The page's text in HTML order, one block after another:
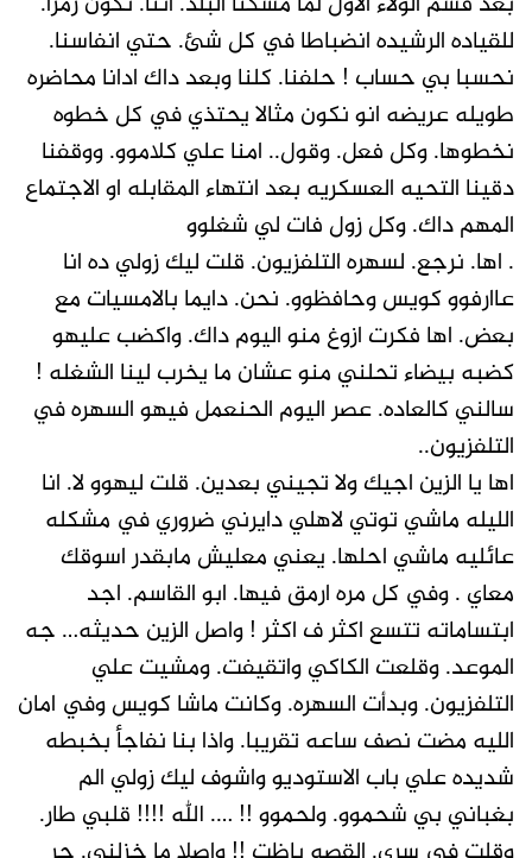
للقياده الرشيده انضباطا في كل شئ. حتي انفاسنا.
نحسبا بي حساب ! حلفنا. كلنا وبعد داك ادانا محاضره
طويله عريضه انو نكون مثالا يحتذي في كل خطوه
نخطوها. وكل فعل. وقول.. امنا علي كلاموو. ووقفنا
دقينا التحيه العسكريه بعد انتهاء المقابله او الاجتماع
المهم داك. وكل زول فات لي شغلوو
. اها. نرجع. لسهره التلفزيون. قلت ليك زولي ده انا
عاارفوو كويس وحافظوو. نحن. دايما بالامسيات مع
بعض. اها فكرت ازوغ منو اليوم داك. واكضب عليهو
كضبه بيضاء تحلني منو عشان ما يخرب لينا الشغله !
سالني كالعاده. عصر اليوم الحنعمل فيهو السهره في
التلفزيون..
اها يا الزين اجيك ولا تجيني بعدين. قلت ليهوو لا. انا
الليله ماشي توتي لاهلي دايرني ضروري في مشكله
عائليه ماشي احلها. يعني معليش مابقدر اسوقك
معاي . وفي كل مره ارمق فيها. ابو القاسم. اجد
ابتساماته تتسع اكثر ف اكثر ! واصل الزين حديثه… جه
الموعد. وقلعت الكاكي واتقيفت. ومشيت علي
التلفزيون. وبدأت السهره. وكانت ماشا كويس وفي امان
الليه مضت نصف ساعه تقريبا. واذا بنا نفاجأ بخبطه
شديده علي باب الاستوديو واشوف ليك زولي الم
بغباني بي شحموو. ولحموو !! …. الله !!!! قلبي طار.